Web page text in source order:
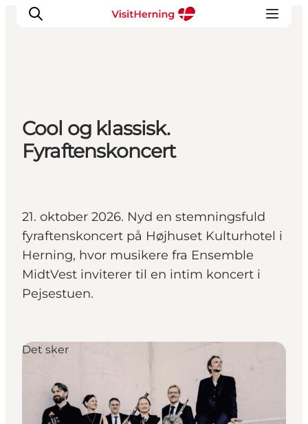
Det sker
Spis, drik og shop
Kunstlandet
Sov godt
Book overnatning
Cool og klassisk.
Fyraftenskoncert
21. oktober 2026. Nyd en stemningsfuld
fyraftenskoncert på Højhuset Kulturhotel i
Herning, hvor musikere fra Ensemble
MidtVest inviterer til en intim koncert i
Pejsestuen.
Det sker